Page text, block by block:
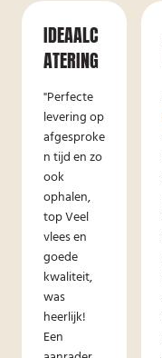
IDEAALC
ATERING
"Perfecte
levering op
afgesproke
n tijd en zo
ook
ophalen,
top Veel
vlees en
goede
kwaliteit,
was
heerlijk!
Een